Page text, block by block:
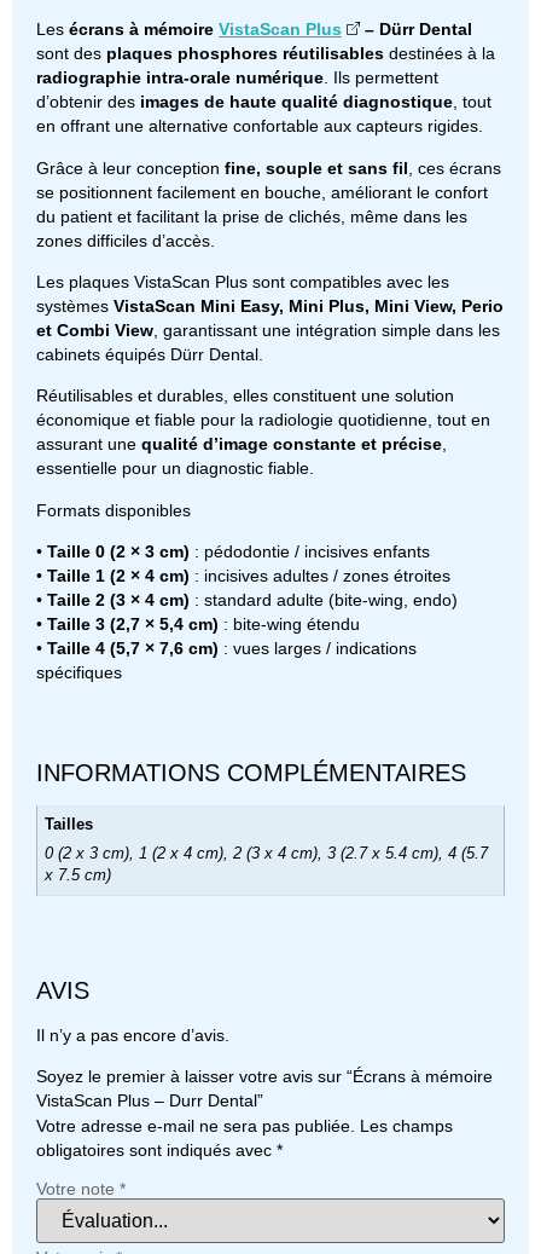
Les écrans à mémoire VistaScan Plus
– Dürr Dental
sont des plaques phosphores réutilisables destinées à la
radiographie intra-orale numérique. Ils permettent
d’obtenir des images de haute qualité diagnostique, tout
en offrant une alternative confortable aux capteurs rigides.
Grâce à leur conception fine, souple et sans fil , ces écrans
se positionnent facilement en bouche, améliorant le confort
du patient et facilitant la prise de clichés, même dans les
zones difficiles d’accès.
Les plaques VistaScan Plus sont compatibles avec les
systèmes VistaScan Mini Easy, Mini Plus, Mini View, Perio
et Combi View , garantissant une intégration simple dans les
cabinets équipés Dürr Dental.
Réutilisables et durables, elles constituent une solution
économique et fiable pour la radiologie quotidienne, tout en
assurant une qualité d’image constante et précise,
essentielle pour un diagnostic fiable.
Formats disponibles
• Taille 0 (2 × 3 cm) : pédodontie / incisives enfants
• Taille 1 (2 × 4 cm) : incisives adultes / zones étroites
• Taille 2 (3 × 4 cm) : standard adulte (bite-wing, endo)
• Taille 3 (2,7 × 5,4 cm) : bite-wing étendu
• Taille 4 (5,7 × 7,6 cm) : vues larges / indications
spécifiques
INFORMATIONS COMPLÉMENTAIRES
Tailles
0 (2 x 3 cm), 1 (2 x 4 cm), 2 (3 x 4 cm), 3 (2.7 x 5.4 cm), 4 (5.7
x 7.5 cm)
AVIS
Il n’y a pas encore d’avis.
Soyez le premier à laisser votre avis sur “Écrans à mémoire
VistaScan Plus – Durr Dental”
Votre adresse e-mail ne sera pas publiée. Les champs
obligatoires sont indiqués avec *
Votre note *